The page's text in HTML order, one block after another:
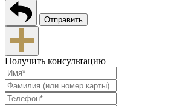
Отправить
Получить консультацию